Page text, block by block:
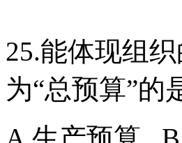
25.能体现组
为“总预算”的